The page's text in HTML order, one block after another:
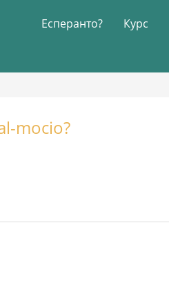
Есперанто? Курс
mocio?